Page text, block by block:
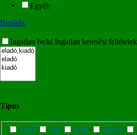
Egyéb
Bezárás
Ingatlan be/ki Ingatlan keresési feltételek
Típus
lakás ház telek garázs